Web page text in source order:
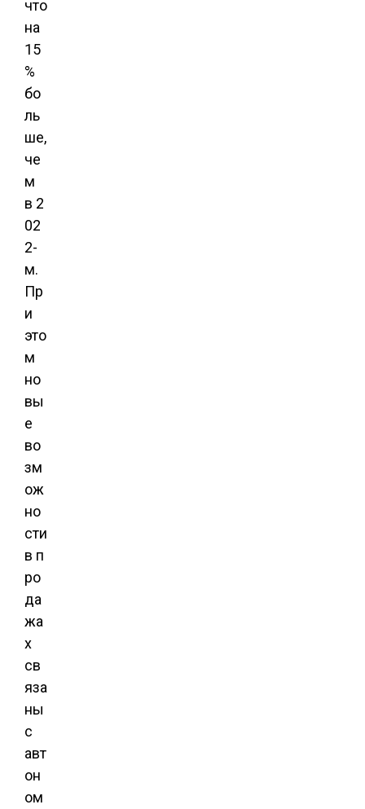
что
на
15
%
бо
ль
ше,
че
м
в 2
02
2-
м.
Пр
и
это
м
но
вы
е
во
зм
ож
но
сти
в п
ро
да
жа
х
св
яза
ны
с
авт
он
ом